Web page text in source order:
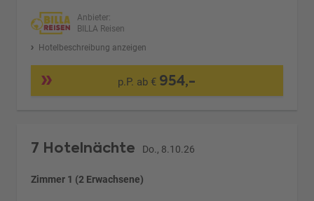
Anbieter:
BILLA Reisen
Hotelbeschreibung anzeigen
p.P. ab € 954,-
7 Hotelnächte Do., 8.10.26
Zimmer 1 (2 Erwachsene)